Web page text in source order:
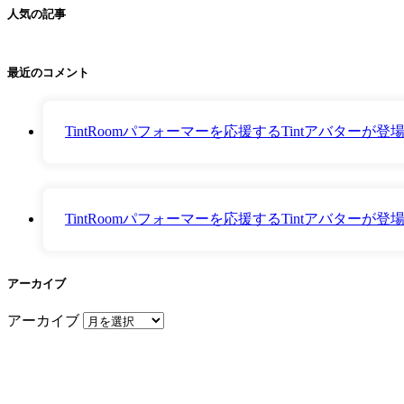
人気の記事
最近のコメント
TintRoomパフォーマーを応援するTintアバターが登
TintRoomパフォーマーを応援するTintアバターが登
アーカイブ
アーカイブ